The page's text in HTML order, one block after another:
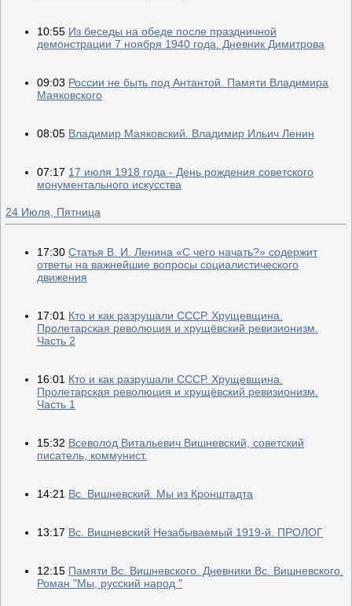
10:55 Из беседы на обеде после праздничной
демонстрации 7 ноября 1940 года. Дневник Димитрова
09:03 России не быть под Антантой. Памяти Владимира
Маяковского
08:05 Владимир Маяковский. Владимир Ильич Ленин
07:17 17 июля 1918 года - День рождения советского
монументального искусства
24 Июля, Пятница
17:30 Статья В. И. Ленина «С чего начать?» содержит
ответы на важнейшие вопросы социалистического
движения
17:01 Кто и как разрушали СССР. Хрущевщина.
Пролетарская революция и хрущёвский ревизионизм.
Часть 2
16:01 Кто и как разрушали СССР. Хрущевщина.
Пролетарская революция и хрущёвский ревизионизм.
Часть 1
15:32 Всеволод Витальевич Вишневский, советский
писатель, коммунист.
14:21 Вс. Вишневский. Мы из Кронштадта
13:17 Вс. Вишневский Незабываемый 1919-й. ПРОЛОГ
12:15 Памяти Вс. Вишневского. Дневники Вс. Вишневского.
Роман "Мы, русский народ "